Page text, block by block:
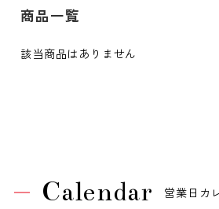
商品一覧
該当商品はありません
Calendar 営業日カ